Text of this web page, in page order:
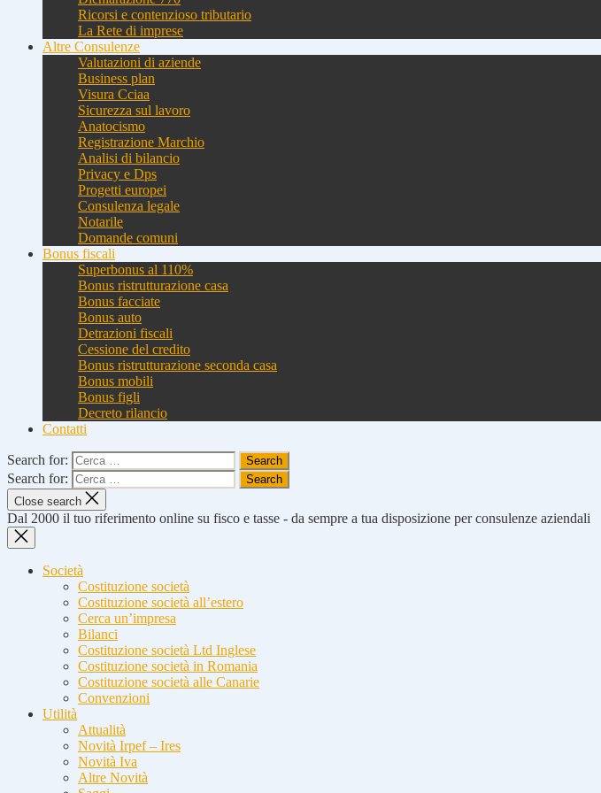
Ricorsi e contenzioso tributario
La Rete di imprese
Altre Consulenze
Valutazioni di aziende
Business plan
Visura Cciaa
Sicurezza sul lavoro
Anatocismo
Registrazione Marchio
Analisi di bilancio
Privacy e Dps
Progetti europei
Consulenza legale
Notarile
Domande comuni
Bonus fiscali
Superbonus al 110%
Bonus ristrutturazione casa
Bonus facciate
Bonus auto
Detrazioni fiscali
Cessione del credito
Bonus ristrutturazione seconda casa
Bonus mobili
Bonus figli
Decreto rilancio
Contatti
Search for:
Search for:
Close search
Dal 2000 il tuo riferimento online su fisco e tasse - da sempre a tua disposizione per consulenze aziendali
Società
Costituzione società
Costituzione società all’estero
Cerca un’impresa
Bilanci
Costituzione società Ltd Inglese
Costituzione società in Romania
Costituzione società alle Canarie
Convenzioni
Utilità
Attualità
Novità Irpef – Ires
Novità Iva
Altre Novità